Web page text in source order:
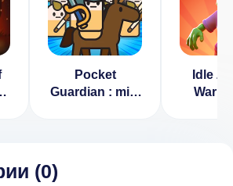
Pocket
Guardian : mini
Idle
War:
(0)